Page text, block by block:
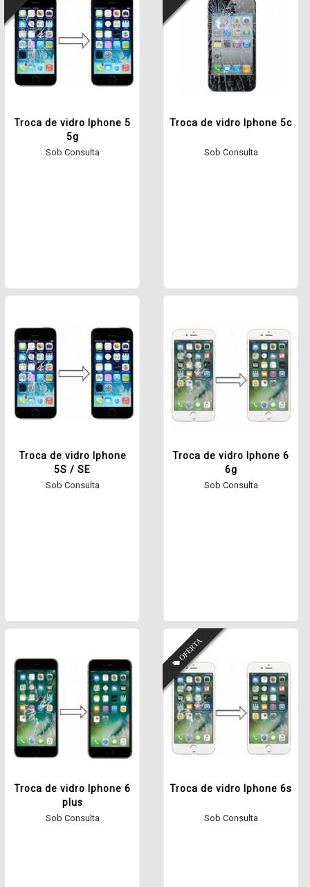
Troca de vidro Iphone 5
5g
Sob Consulta
Troca de vidro Iphone 5c
Sob Consulta
Troca de vidro Iphone
5S / SE
Sob Consulta
Troca de vidro Iphone 6
6g
Sob Consulta
Troca de vidro Iphone 6
plus
Sob Consulta
Troca de vidro Iphone 6s
Sob Consulta